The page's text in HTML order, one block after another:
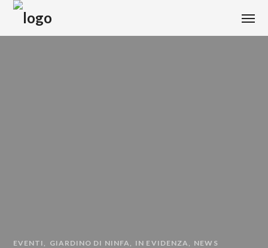
EVENTI GIARDINO DI NINFA IN EVIDENZA
NEWS